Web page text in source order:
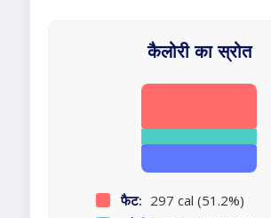
कैलोरी का स्रोत
फैट: 297 cal (51.2%)